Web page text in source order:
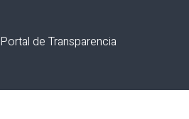
Portal de Transparencia